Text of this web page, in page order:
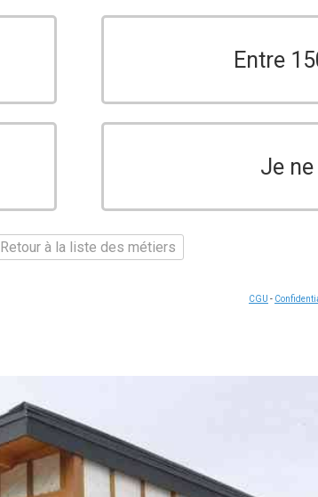
Entre
Je
Retour à la liste des métiers
CGU -